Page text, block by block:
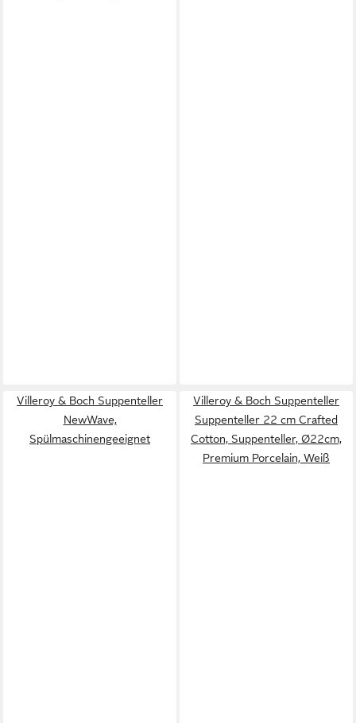
Villeroy & Boch Suppenteller
NewWave,
Spülmaschinengeeignet
Villeroy & Boch Suppenteller
Suppenteller 22 cm Crafted
Cotton, Suppenteller, Ø22cm,
Premium Porcelain, Weiß